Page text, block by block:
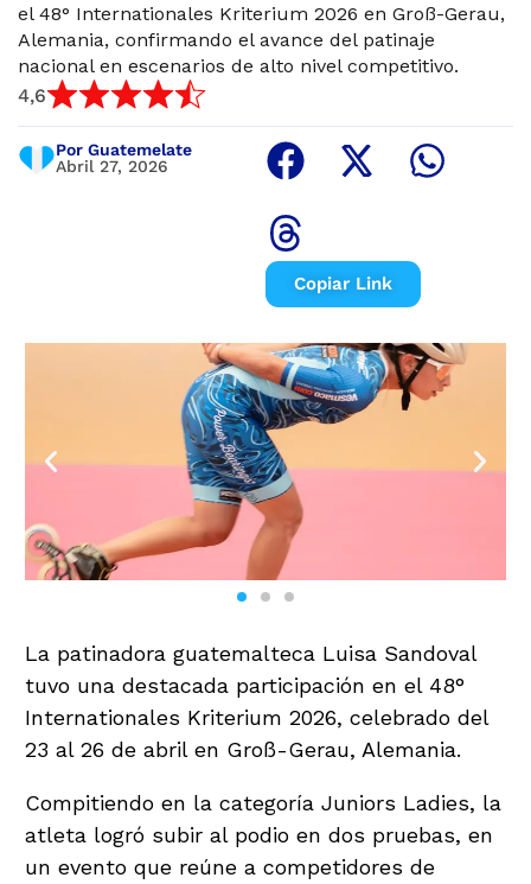
el 48° Internationales Kriterium 2026 en Groß-Gerau,
Alemania, confirmando el avance del patinaje
nacional en escenarios de alto nivel competitivo.
4,6
Por Guatemelate
Abril 27, 2026
Copiar Link
La patinadora guatemalteca Luisa Sandoval
tuvo una destacada participación en el 48°
Internationales Kriterium 2026, celebrado del
23 al 26 de abril en Groß-Gerau, Alemania.
Compitiendo en la categoría Juniors Ladies, la
atleta logró subir al podio en dos pruebas, en
un evento que reúne a competidores de